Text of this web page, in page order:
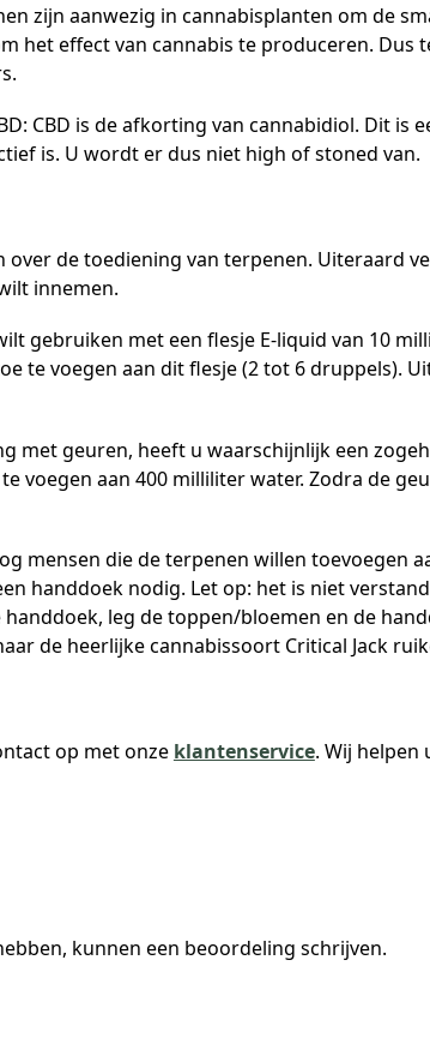
zijn aanwezig in cannabisplanten om de
het effect van cannabis te produceren. Dus
CBD is de afkorting van cannabidiol. Dit is
is. U wordt er dus niet high of stoned van.
de toediening van terpenen. Uiteraard
innemen.
gebruiken met een flesje E-liquid van 10
te voegen aan dit flesje (2 tot 6 druppels).
met geuren, heeft u waarschijnlijk een
voegen aan 400 milliliter water. Zodra de
mensen die de terpenen willen toevoegen
handdoek nodig. Let op: het is niet
leg de toppen/bloemen en de
de heerlijke cannabissoort Critical Jack
op met onze klantenservice. Wij helpen
kunnen een beoordeling schrijven.